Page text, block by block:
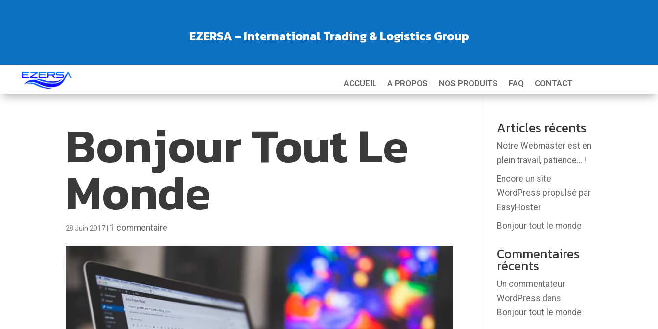
EZERSA – International Trading & Logistics Group
ACCUEIL A PROPOS NOS PRODUITS FAQ CONTACT
Bonjour Tout Le
Monde
28 Juin 2017 1 commentaire
Articles récents
Notre Webmaster est en
plein travail, patience… !
Encore un site
WordPress propulsé par
EasyHoster
Bonjour tout le monde
Commentaires
récents
Un commentateur
WordPress dans
Bonjour tout le monde